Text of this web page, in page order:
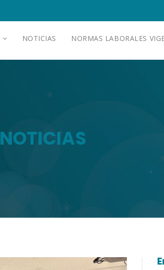
NOTICIAS NORMAS LABORALES
NOTICIAS